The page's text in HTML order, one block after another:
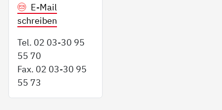
E-Mail
schreiben
Tel. 02 03-30 95
55 70
Fax. 02 03-30 95
55 73